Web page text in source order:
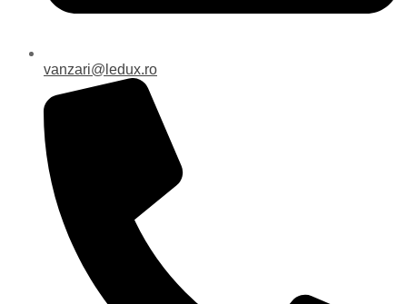
vanzari@ledux.ro